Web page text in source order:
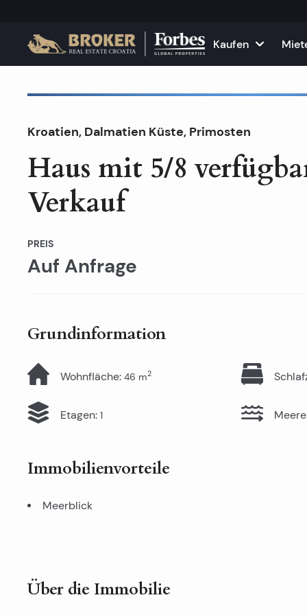
Kaufen
Häuser und Villen
Wohnungen
Grundstücke
Alle
Wohnungen
Häuser und
Kroatien, Dalmatien Küste, Primosten
Haus mit 5/8
Verkauf
PREIS
Auf Anfrage
Grundinformation
Wohnfläche: 46 m2
Etagen: 1
Immobilienvorteile
Meerblick
Über die Immobilie